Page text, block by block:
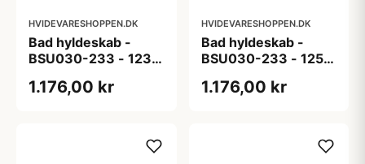
HVIDEVARESHOPPEN.DK
Bad hyldeskab -
BSU030-233 - 123
sand) - Super mat
1.176,00 kr
HVIDEVARESHOPPEN.DK
Bad hyldeskab -
BSU030-233 - 125
Super mat lakeret
1.176,00 kr